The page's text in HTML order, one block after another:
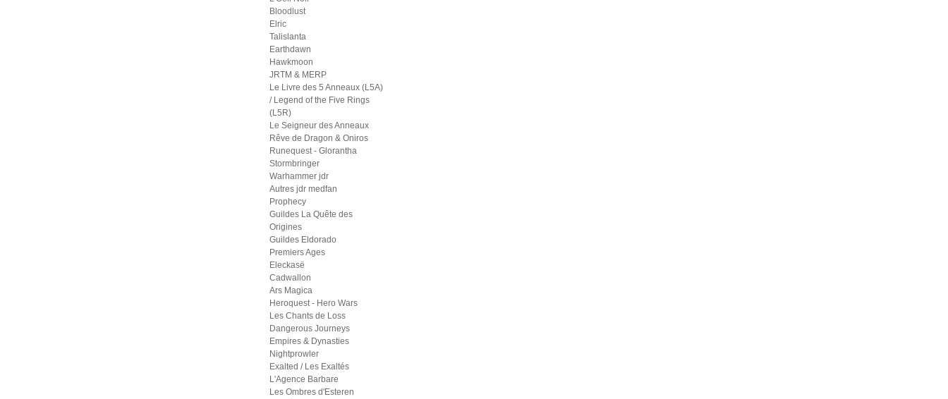
Bloodlust
Elric
Talislanta
Earthdawn
Hawkmoon
JRTM & MERP
Le Livre des 5 Anneaux (L5A)
/ Legend of the Five Rings
(L5R)
Le Seigneur des Anneaux
Rêve de Dragon & Oniros
Runequest - Glorantha
Stormbringer
Warhammer jdr
Autres jdr medfan
Prophecy
Guildes La Quête des
Origines
Guildes Eldorado
Premiers Ages
Eleckasë
Cadwallon
Ars Magica
Heroquest - Hero Wars
Les Chants de Loss
Dangerous Journeys
Empires & Dynasties
Nightprowler
Exalted / Les Exaltés
L'Agence Barbare
Les Ombres d'Esteren